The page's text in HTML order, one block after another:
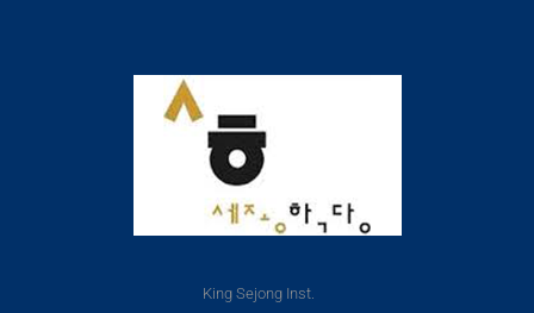
King Sejong Inst.